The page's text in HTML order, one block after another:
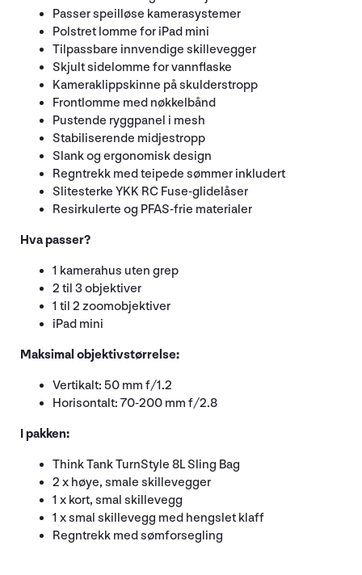
Passer speilløse kamerasystemer
Polstret lomme for iPad mini
Tilpassbare innvendige skillevegger
Skjult sidelomme for vannflaske
Kameraklippskinne på skulderstropp
Frontlomme med nøkkelbånd
Pustende ryggpanel i mesh
Stabiliserende midjestropp
Slank og ergonomisk design
Regntrekk med teipede sømmer inkludert
Slitesterke YKK RC Fuse-glidelåser
Resirkulerte og PFAS-frie materialer
Hva passer?
1 kamerahus uten grep
2 til 3 objektiver
1 til 2 zoomobjektiver
iPad mini
Maksimal objektivstørrelse:
Vertikalt: 50 mm f/1.2
Horisontalt: 70-200 mm f/2.8
I pakken:
Think Tank TurnStyle 8L Sling Bag
2 x høye, smale skillevegger
1 x kort, smal skillevegg
1 x smal skillevegg med hengslet klaff
Regntrekk med sømforsegling